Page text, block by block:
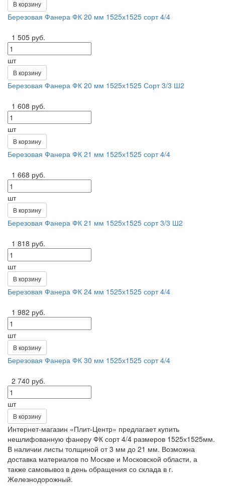
В корзину
Березовая Фанера ФК 20 мм 1525х1525 сорт 4/4
1 505 руб.
шт
В корзину
Березовая Фанера ФК 20 мм 1525х1525 Сорт 3/3 Ш2
1 608 руб.
шт
В корзину
Березовая Фанера ФК 21 мм 1525х1525 сорт 4/4
1 668 руб.
шт
В корзину
Березовая Фанера ФК 21 мм 1525х1525 сорт 3/3 Ш2
1 818 руб.
шт
В корзину
Березовая Фанера ФК 24 мм 1525х1525 сорт 4/4
1 982 руб.
шт
В корзину
Березовая Фанера ФК 30 мм 1525х1525 сорт 4/4
2 740 руб.
шт
В корзину
Интернет-магазин «Плит-Центр» предлагает купить
нешлифованную фанеру ФК сорт 4/4 размеров 1525х1525мм.
В наличии листы толщиной от 3 мм до 21 мм. Возможна
доставка материалов по Москве и Московской области, а
также самовывоз в день обращения со склада в г.
Железнодорожный.